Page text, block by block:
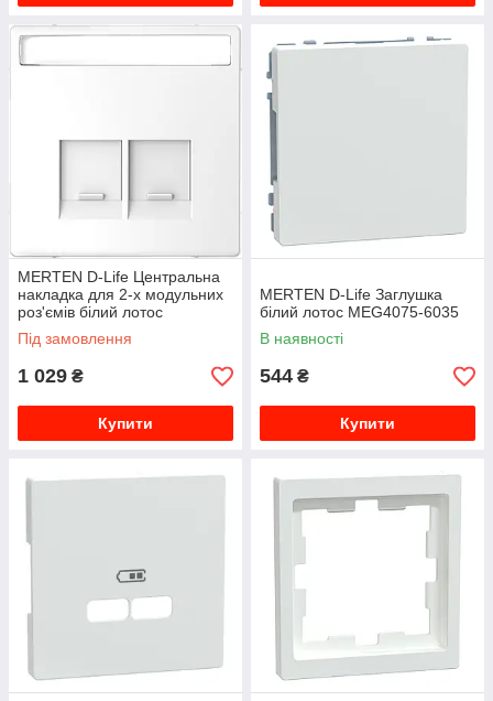
MERTEN D-Life Центральна
накладка для 2-х модульних
роз'ємів білий лотос
MEG4574-6035
Під замовлення
1 029 ₴
Купити
MERTEN D-Life Заглушка
білий лотос MEG4075-6035
В наявності
544 ₴
Купити